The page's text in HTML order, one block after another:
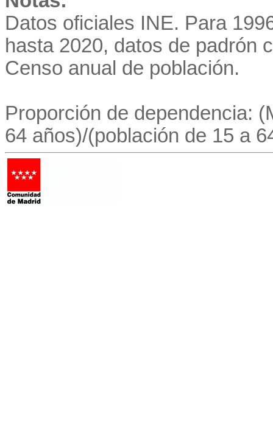
Datos oficiales INE. Para
hasta 2020, datos de padrón
Censo anual de población.
Proporción de dependencia:
64 años)/(población de 15 a